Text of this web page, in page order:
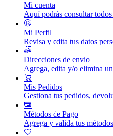
Mi cuenta
Aquí podrás consultar
Mi Perfil
Revisa y edita tus datos
Direcciones de envio
Agrega, edita y/o elimina
Mis Pedidos
Gestiona tus pedidos,
Métodos de Pago
Agrega y valida tus